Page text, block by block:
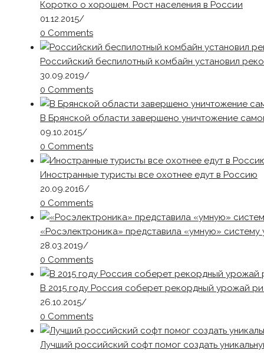
Коротко о хорошем. Рост населения в России
01.12.2015/
0 Comments
Российский беспилотный комбайн установил
30.09.2019/
0 Comments
В Брянской области завершено уничтожение
09.10.2015/
0 Comments
Иностранные туристы все охотнее едут в Россию
20.09.2016/
0 Comments
«Росэлектроника» представила «умную» систему
28.03.2019/
0 Comments
В 2015 году Россия соберет рекордный урожай
26.10.2015/
0 Comments
Лучший российский софт помог создать